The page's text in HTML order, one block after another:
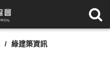
綠建築資訊